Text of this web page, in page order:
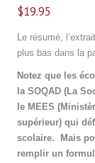
$19.95
Le résumé,
plus bas dans la
Notez que les
la SOQAD (La
le MEES
supérieur) qui
scolaire. Mais
remplir un